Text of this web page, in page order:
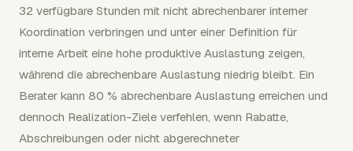
32 verfügbare Stunden mit nicht abrechenbarer interner
Koordination verbringen und unter einer Definition für
interne Arbeit eine hohe produktive Auslastung zeigen,
während die abrechenbare Auslastung niedrig bleibt. Ein
Berater kann 80 % abrechenbare Auslastung erreichen und
dennoch Realization-Ziele verfehlen, wenn Rabatte,
Abschreibungen oder nicht abgerechneter